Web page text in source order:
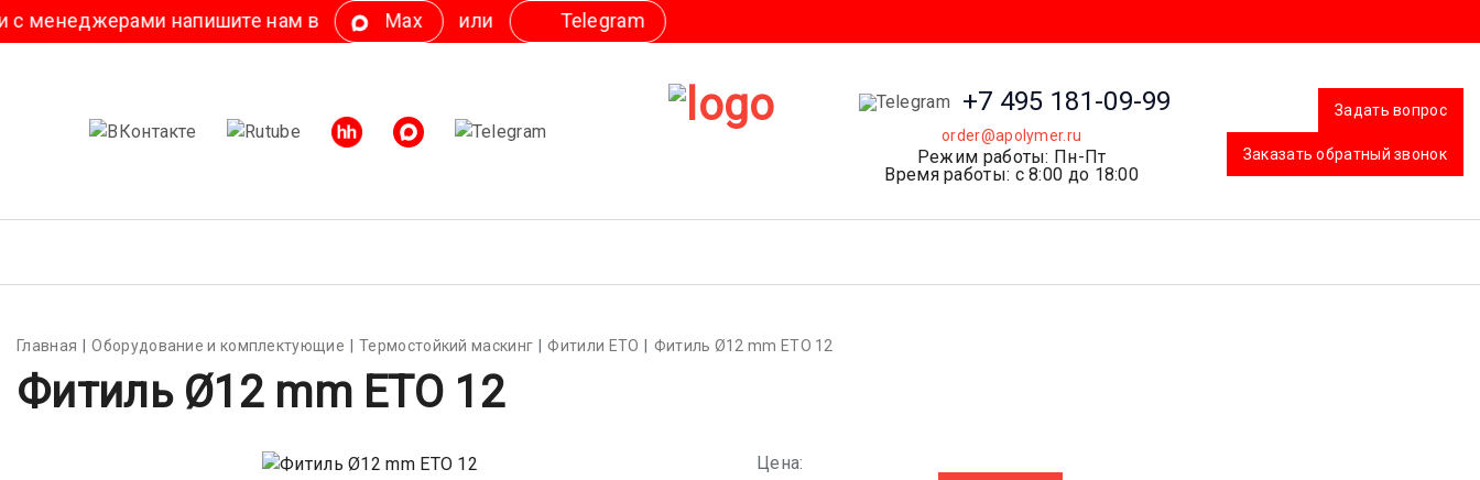
напишите нам в Мах или Telegram
+7 495 181-09-99
order@apolymer.ru
Режим работы: Пн-Пт
Время работы: с 8:00 до 18:00
Задать вопрос
Заказать обратный звонок
Главная Оборудование и комплектующие Термостойкий маскинг Фитили ETO Фитиль Ø12 mm ETO 12
Фитиль Ø12 mm ETO 12
Цена: